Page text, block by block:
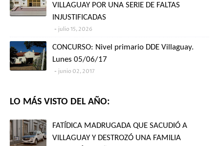
VILLAGUAY POR UNA SERIE DE FALTAS
INJUSTIFICADAS
julio 15, 2026
CONCURSO: Nivel primario DDE Villaguay.
Lunes 05/06/17
junio 02, 2017
LO MÁS VISTO DEL AÑO:
FATÍDICA MADRUGADA QUE SACUDIÓ A
VILLAGUAY Y DESTROZÓ UNA FAMILIA